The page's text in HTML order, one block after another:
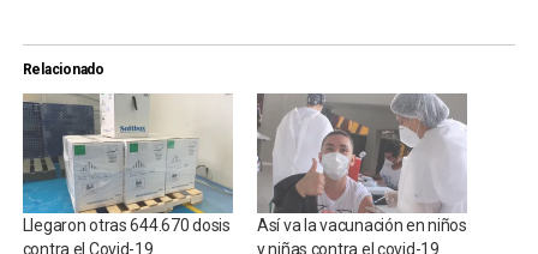
Relacionado
Llegaron otras 644.670 dosis
contra el Covid-19
Así va la vacunación en niños
y niñas contra el covid-19